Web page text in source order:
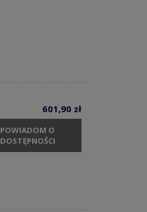
601,90 zł
POWIADOM O
DOSTĘPNOŚCI